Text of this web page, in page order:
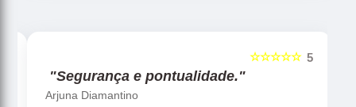
5
☆☆☆☆☆
"Segurança e pontualidade."
Arjuna Diamantino